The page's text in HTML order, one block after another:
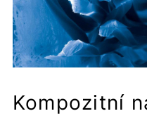
Kompozitní